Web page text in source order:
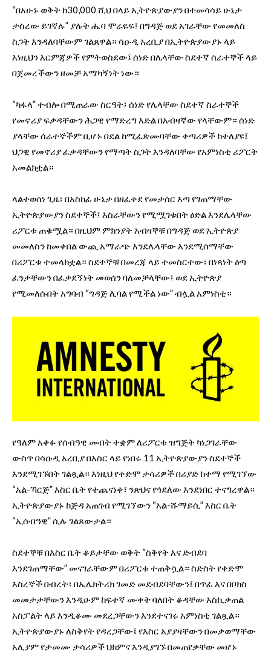
“በአሁኑ ወቅት ከ30,000 ሺህ በላይ ኢትዮጵያውያን በተመሳሳይ ሁኔታ
ታስረው ይገኛሉ” ያሉት ሔባ ሞራዬፍ፤ በግዳጅ ወደ አገራቸው የመመለስ
ስጋት እንዳለባቸውም ገልጸዋል። ሳዑዲ አረቢያ በኢትዮጵያውያኑ ላይ
እነዚህን እርምጃዎች የምትወስደው፤ ሰነድ በሌላቸው ስደተኛ ሰራተኞች ላይ
በጀመረችውን ዘመቻ አማካኝነት ነው።
“ካፋላ” ተብሎ በሚጠራው ስርዓት፤ ሰነድ የሌላቸው ስደተኛ ስራተኞች
የመኖሪያ ፍቃዳቸውን ሕጋዊ የማድረግ እድል በአብዛኛው የላቸውም። ሰነድ
ያላቸው ሰራተኞችም ቢሆኑ በደል ከሚፈጽሙባቸው ቀጣሪዎች ከተለያዩ፤
ህጋዊ የመኖሪያ ፈቃዳቸውን የማጣት ስጋት እንዳለባቸው የአምነስቲ ሪፖርት
አመልክቷል።
ላልተወሰነ ጊዜ፣ በአስከፊ ሁኔታ በዘፈቀደ የመታሰር እጣ የገጠማቸው
ኢትዮጵያውያን ስደተኞች፤ እስራቸውን የሚሟገቱበት ዕድል እንደሌላቸው
ሪፖርቱ ጠቁሟል። በዚህም ምክንያት አብዛኞቹ በግዳጅ ወደ ኢትዮጵያ
መመለስን ከመቀበል ውጪ አማራጭ እንደሌላቸው እንደሚሰማቸው
በሪፖርቱ ተመላክቷል። ስደተኞቹ በመረጃ ላይ ተመስርተው፣ በነጻነት ዕጣ
ፈንታቸውን በፈቃደኝነት መወሰን ባለመቻላቸው፤ ወደ ኢትዮጵያ
የሚመለሱበት አግባብ “ግዳጅ ሊባል የሚችል ነው” ብሏል አምነስቲ።
የዓለም አቀፉ የሰብዓዊ መብት ተቋም ለሪፖርቱ ዝግጅት ካነጋገራቸው
ውስጥ በሳዑዲ አረቢያ በእስር ላይ የነበሩ 11 ኢትዮጵያውያን ስደተኞች
እንደሚገኙበት ገልጿል። እነዚህ የቀድሞ ታሳሪዎች በሪያድ ከተማ የሚገኘው
“አል-ኻርጅ” እስር ቤት የተጨናነቀ፣ ንጽህና የጎደለው እንደነበር ተናግረዋል።
ኢትዮጵያውያኑ ከጅዳ አጠገብ የሚገኘውን “አል-ሹማይሲ” እስር ቤት
“ኢሰብዓዊ” ሲሉ ገልጸውታል።
ስደተኞቹ በእስር ቤት ቆይታቸው ወቅት “ስቅየት እና ድብደባ
እንደገጠማቸው” መናገራቸውም በሪፖርቱ ተጠቅሷል። ስድስት የቀድሞ
እስረኞች በብረት፣ በኤሌክትሪክ ገመድ መደብደባቸውን፤ በጥፊ እና በቦክስ
መመታታቸውን እንዲሁም ከፍተኛ ሙቀት ባለበት ቆዳቸው እስኪቃጠል
አስፓልት ላይ እንዲቆሙ መደረጋቸውን እንደተናገሩ አምነስቲ ገልጿል።
ኢትዮጵያውያኑ ለስቅየት የዳረጋቸው፤ የእስር አያያዛቸውን በመቃወማቸው
አሊያም የታመሙ ታሳሪዎች ህክምና እንዲያገኙ በመጠየቃቸው መሆኑ